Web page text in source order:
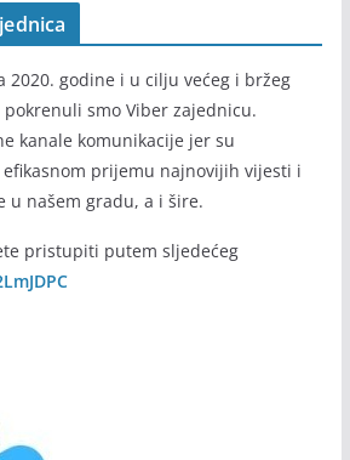
2020. godine i u cilju većeg i bržeg
smo Viber zajednicu.
kanale komunikacije jer su
prijemu najnovijih vijesti i
u našem gradu, a i šire.
pristupiti putem sljedećeg